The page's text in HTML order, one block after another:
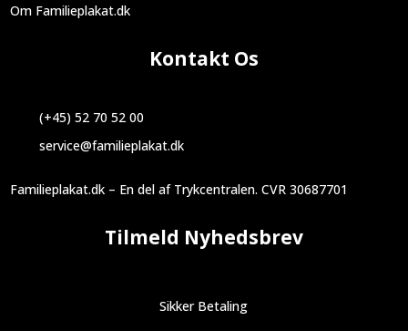
Om Familieplakat.dk
Kontakt Os
(+45) 52 70 52 00
service@familieplakat.dk
Familieplakat.dk – En del af Trykcentralen. CVR 30687701
Tilmeld Nyhedsbrev
Sikker Betaling